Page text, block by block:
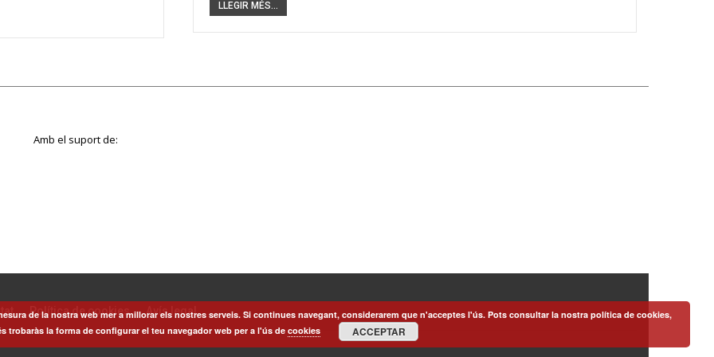
LLEGIR MÉS...
Amb el suport de:
Política de cookies Avís legal
de la nostra web mer a millorar els nostres serveis. Si continues navegant, considerarem que n'acceptes l'ús. Pots consultar la nostra política de cookies,
trobaràs la forma de configurar el teu navegador web per a l'ús decookies ACCEPTAR